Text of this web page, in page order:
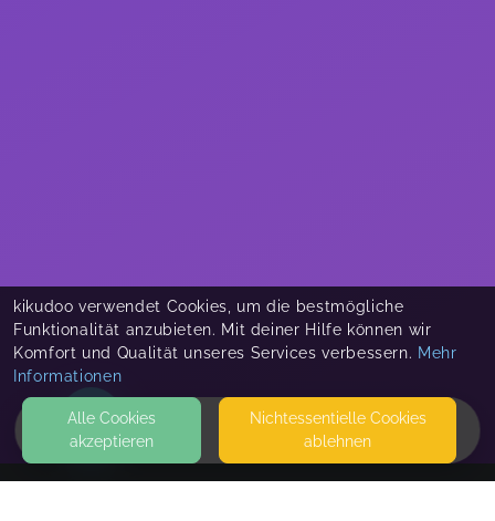
HOME
kikudoo verwendet Cookies, um die bestmögliche
Funktionalität anzubieten. Mit deiner Hilfe können wir
Komfort und Qualität unseres Services verbessern. Mehr
Informationen
Alle Cookies
akzeptieren
Nicht­essentielle Cookies
ablehnen